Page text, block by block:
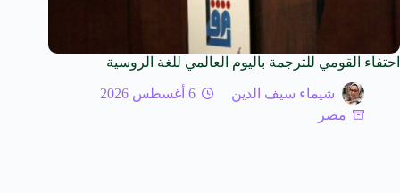
احتفاء القومي للترجمة باليوم العالمي للغة الروسية
شيماء سيف الدين
6 أغسطس 2026
مصر